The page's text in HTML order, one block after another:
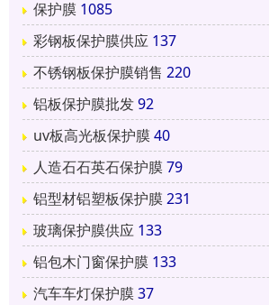
保护膜 1085
彩钢板保护膜供应 137
不锈钢板保护膜销售 220
铝板保护膜批发92
uv板高光板保护膜40
人造石石英石保护膜79
铝型材铝塑板保护膜231
玻璃保护膜供应 133
铝包木门窗保护膜 133
汽车车灯保护膜37